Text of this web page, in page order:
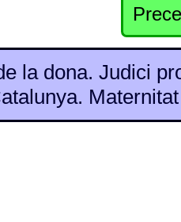
la dona. Judici
Maternitat